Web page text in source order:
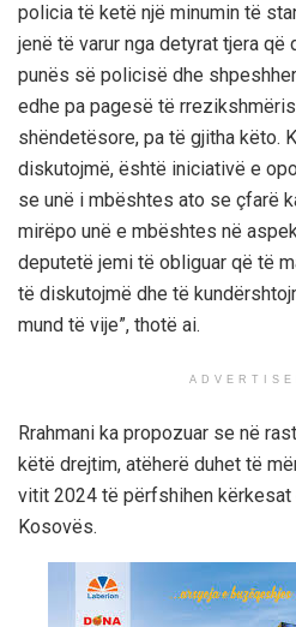
policia të ketë një minumin të
jenë të varur nga detyrat tjera që
punës së policisë dhe
edhe pa pagesë të
shëndetësore, pa të gjitha këto.
diskutojmë, është iniciativë e
se unë i mbështes ato se çfarë
mirëpo unë e mbështes në
deputetë jemi të obliguar që të
të diskutojmë dhe të
mund të vije”, thotë ai.
Rrahmani ka propozuar se në
këtë drejtim, atëherë duhet të
vitit 2024 të përfshihen
Kosovës.